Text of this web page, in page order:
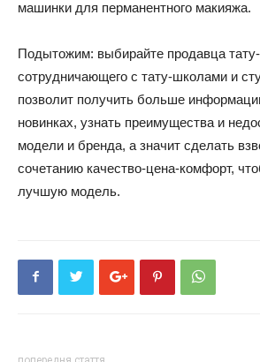
машинки для перманентного макияжа.
Подытожим: выбирайте продавца
сотрудничающего с тату-школами и
позволит получить больше
новинках, узнать преимущества и
модели и бренда, а значит сделать
сочетанию качество-цена-комфорт,
лучшую модель.